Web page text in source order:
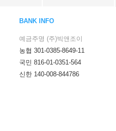
BANK INFO
예금주명 (주)빅앤조이
농협 301-0385-8649-11
국민 816-01-0351-564
신한 140-008-844786